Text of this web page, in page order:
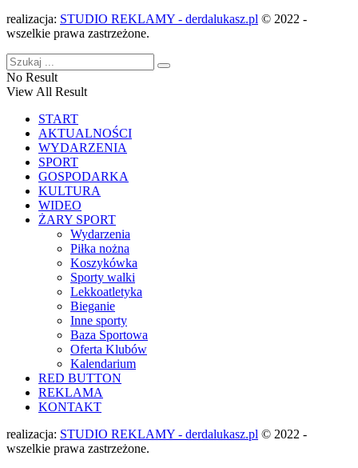
realizacja: STUDIO REKLAMY - derdalukasz.pl © 2022 -
wszelkie prawa zastrzeżone.
No Result
View All Result
START
AKTUALNOŚCI
WYDARZENIA
SPORT
GOSPODARKA
KULTURA
WIDEO
ŻARY SPORT
Wydarzenia
Piłka nożna
Koszykówka
Sporty walki
Lekkoatletyka
Bieganie
Inne sporty
Baza Sportowa
Oferta Klubów
Kalendarium
RED BUTTON
REKLAMA
KONTAKT
realizacja: STUDIO REKLAMY - derdalukasz.pl © 2022 -
wszelkie prawa zastrzeżone.